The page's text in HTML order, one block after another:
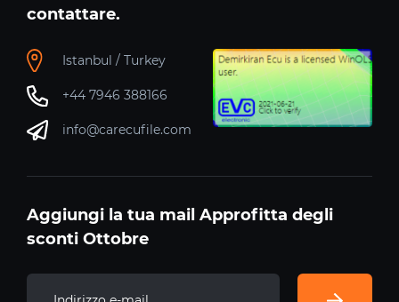
contattare.
Istanbul / Turkey
+44 7946 388166
info@carecufile.com
Aggiungi la tua mail Approfitta degli
sconti Ottobre